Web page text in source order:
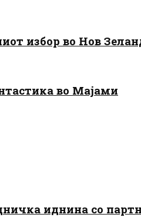
избор во Нов
во Мајами
иднина со